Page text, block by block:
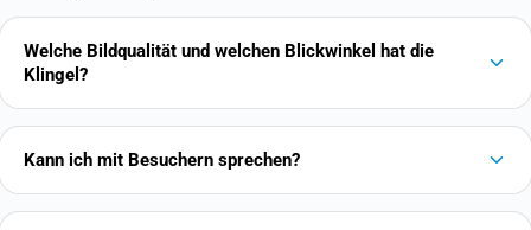
Welche Bildqualität und welchen Blickwinkel hat die
Klingel?
Kann ich mit Besuchern sprechen?